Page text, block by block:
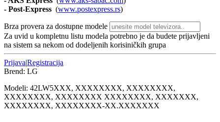
- Post-Express (www.postexpress.rs)
Brza provera za dostupne modele
Za uvid u kompletnu listu modela potrebno je da budete prijavljeni
na sistem sa nekom od dodeljenih korisiničkih grupa
Prijava|Registracija
Brend: LG
Modeli: 42LW5XXX, XXXXXXXX, XXXXXXXX,
XXXXXXXX, XXXXXXXX XXXXXXXX, XXXXXXX,
XXXXXXXX, XXXXXXXX-XX.XXXXXXX